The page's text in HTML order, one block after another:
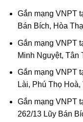
Gắn mạng VNPT
Bán Bích, Hòa
Gắn mạng VNPT
Minh Nguyệt, Tân
Gắn mạng VNPT
Lài, Phú Thọ Hoà,
Gắn mạng VNPT
262/13 Lũy Bán